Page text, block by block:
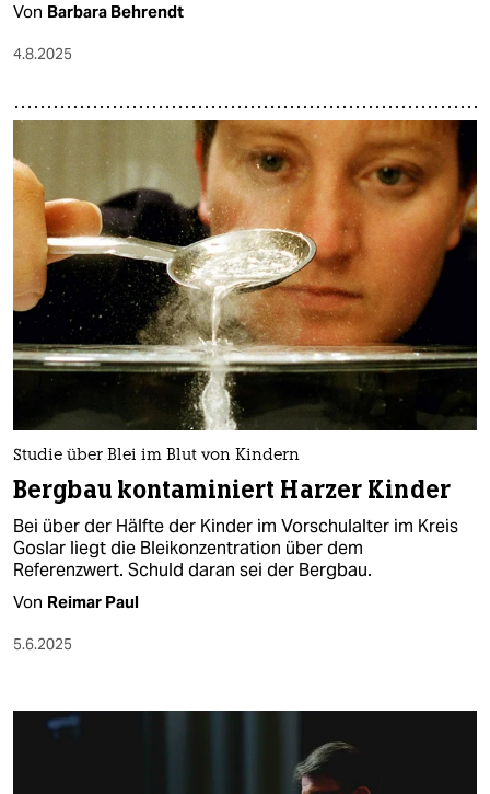
Von Barbara Behrendt
4.8.2025
Studie über Blei im Blut von Kindern
Bergbau kontaminiert Harzer Kinder
Bei über der Hälfte der Kinder im Vorschulalter im Kreis
Goslar liegt die Bleikonzentration über dem
Referenzwert. Schuld daran sei der Bergbau.
Von Reimar Paul
5.6.2025